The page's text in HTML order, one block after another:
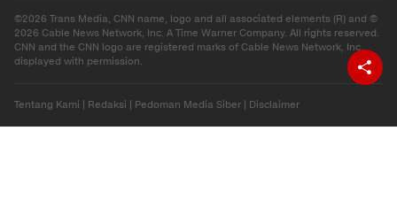
©2026 Trans Media, CNN name, logo and all associated elements (R) and ©
2026 Cable News Network, Inc. A Time Warner Company. All rights reserved.
CNN and the CNN logo are registered marks of Cable News Network, Inc.,
displayed with permission.
Tentang Kami | Redaksi | Pedoman Media Siber | Disclaimer